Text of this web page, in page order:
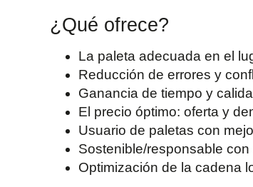
¿Qué ofrece?
La paleta adecuada en el
Reducción de errores y
Ganancia de tiempo y
El precio óptimo: oferta y
Usuario de paletas con
Sostenible/responsable
Optimización de la cadena